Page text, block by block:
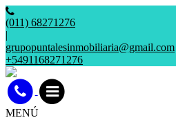
(011) 68271276
|
grupopuntalesinmobiliaria@gmail.com
+5491168271276
MENÚ